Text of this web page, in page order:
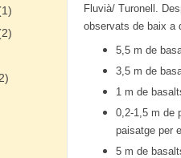
Fluvià/ Turonell.
observats de baix a
5,5 m de
3,5 m de
1 m de
0,2-1,5 m de
paisatge per
5 m de